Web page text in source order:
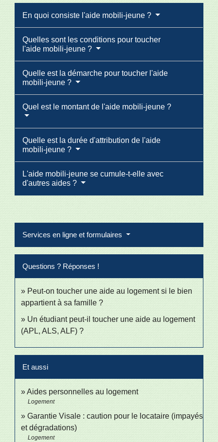
En quoi consiste l'aide mobili-jeune ?
Quelles sont les conditions pour toucher
l'aide mobili-jeune ?
Quelle est la démarche pour toucher l'aide
mobili-jeune ?
Quel est le montant de l'aide mobili-jeune ?
Quelle est la durée d'attribution de l'aide
mobili-jeune ?
L'aide mobili-jeune se cumule-t-elle avec
d'autres aides ?
Services en ligne et formulaires
Questions ? Réponses !
Peut-on toucher une aide au logement si le bien
appartient à sa famille ?
Un étudiant peut-il toucher une aide au logement
(APL, ALS, ALF) ?
Et aussi
Aides personnelles au logement
Logement
Garantie Visale : caution pour le locataire (impayés
et dégradations)
Logement